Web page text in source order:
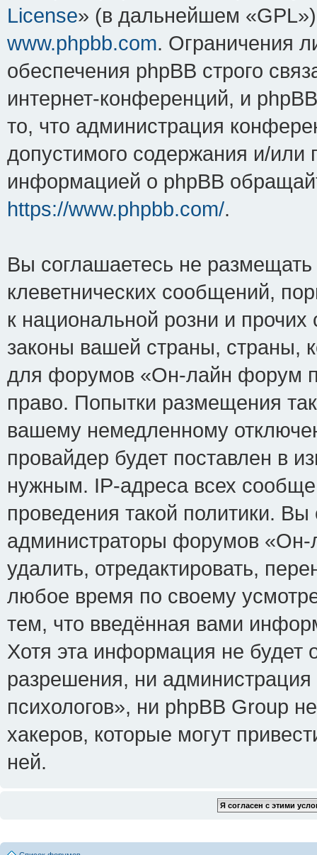
License» (в дальнейшем
www.phpbb.com. Ограничения
обеспечения phpBB строго
интернет-конференций, и
то, что администрация
допустимого содержания и/или
информацией о phpBB
https://www.phpbb.com/.
Вы соглашаетесь не
клеветнических сообщений,
к национальной розни и
законы вашей страны, страны,
для форумов «Он-лайн форум
право. Попытки размещения
вашему немедленному
провайдер будет поставлен в
нужным. IP-адреса всех
проведения такой политики.
администраторы форумов
удалить, отредактировать,
любое время по своему
тем, что введённая вами
Хотя эта информация не будет
разрешения, ни
психологов», ни phpBB Group
хакеров, которые могут
ней.